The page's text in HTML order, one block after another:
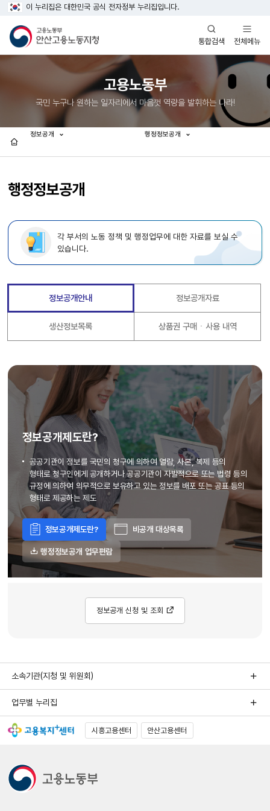
이 누리집은 대한민국 공식 전자정부 누리집입니다.
통합검색
열기
전체메뉴
열기
고용노동부
국민 누구나 원하는 일자리에서 마음껏 역량을 발휘하는 나라!
행정정보공개
정보공개 행정정보공개
각 부서의 노동 정책 및 행정업무에 대한 자료를 보실 수
있습니다.
정보공개안내 정보공개자료
생산정보목록 상품권 구매ㆍ사용 내역
정보공개제도란?
공공기관이 정보를 국민의 청구에 의하여 열람, 사본, 복제 등의
형태로 청구인에게 공개하거나 공공기관이 자발적으로 또는 법령 등의
규정에 의하여 의무적으로 보유하고 있는 정보를 배포 또는 공표 등의
형태로 제공하는 제도
정보공개제도란? 비공개 대상목록
행정정보공개 업무편람
정보공개 신청 및 조회
소속기관(지청 및 위원회)
업무별 누리집
시흥고용센터 안산고용센터